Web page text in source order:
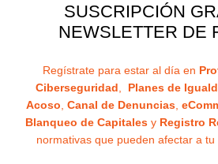
SUSCRIPCIÓN
NEWSLETTER DE
Regístrate para estar al día en
Ciberseguridad
Planes de
Acoso Canal de Denuncias,
Blanqueo de Capitalesy Registro
normativas que pueden afectar a tu